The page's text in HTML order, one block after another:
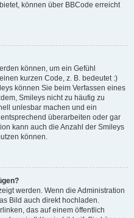
können über BBCode erreicht
können, um ein Gefühl
kurzen Code, z. B. bedeutet :)
können Sie beim Verfassen eines
Smileys nicht zu häufig zu
unlesbar machen und ein
überarbeiten oder gar
kann auch die Anzahl der Smileys
können.
werden. Wenn die Administration
Bild auch direkt hochladen.
das auf einem öffentlich